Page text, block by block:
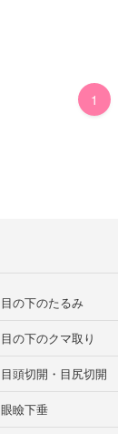
1
目の下のたるみ
目の下のクマ取り
目頭切開・目尻切開
眼瞼下垂